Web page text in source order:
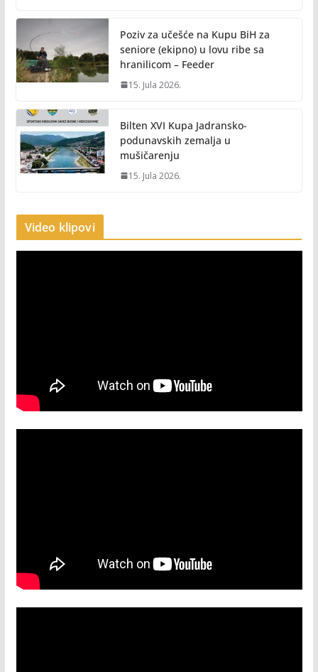
Poziv za učešće na Kupu BiH za
seniore (ekipno) u lovu ribe sa
hranilicom – Feeder
15. Jula 2026.
Bilten XVI Kupa Jadransko-
podunavskih zemalja u
mušičarenju
15. Jula 2026.
Video klipovi